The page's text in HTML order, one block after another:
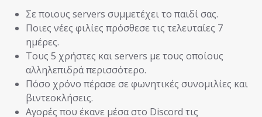
Σε ποιους servers συμμετέχει το παιδί σας.
Ποιες νέες φιλίες πρόσθεσε τις τελευταίες 7
ημέρες.
Τους 5 χρήστες και servers με τους οποίους
αλληλεπιδρά περισσότερο.
Πόσο χρόνο πέρασε σε φωνητικές συνομιλίες και
βιντεοκλήσεις.
Αγορές που έκανε μέσα στο Discord τις